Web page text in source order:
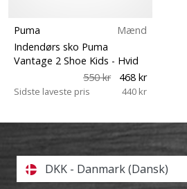
Puma
Mænd
Indendørs sko Puma
Vantage 2 Shoe Kids - Hvid
550 kr
468 kr
Sidste laveste pris 440 kr
DKK - Danmark (Dansk)